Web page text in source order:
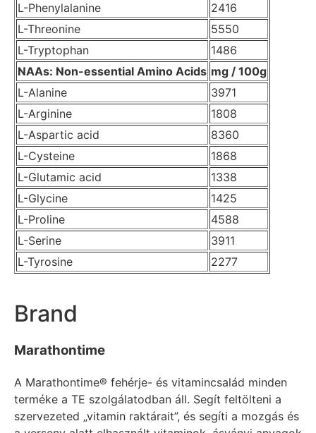
L-Phenylalanine
2416
L-Threonine
5550
L-Tryptophan
1486
NAAs: Non-essential Amino Acids mg / 100g
L-Alanine
3971
L-Arginine
1808
L-Aspartic acid
8360
L-Cysteine
1868
L-Glutamic acid
1338
L-Glycine
1425
L-Proline
4588
L-Serine
3911
L-Tyrosine
2277
Brand
Marathontime
A Marathontime® fehérje- és vitamincsalád minden
terméke a TE szolgálatodban áll. Segít feltölteni a
szervezeted „vitamin raktárait”, és segíti a mozgás és